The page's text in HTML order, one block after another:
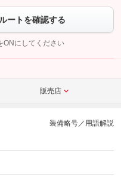
て問い合わせを
ートを確認する
ONにしてください
販売店
装備略号／用語解説